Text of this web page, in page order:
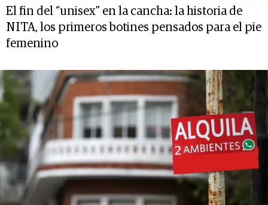
El fin del “unisex” en la cancha: la historia de
NITA, los primeros botines pensados para el pie
femenino